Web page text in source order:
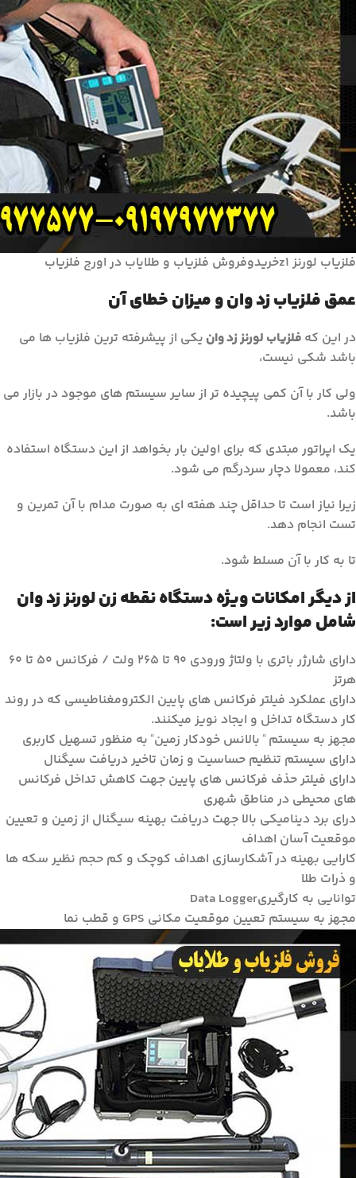
فلزیاب لورنز z1خریدوفروش فلزیاب و طلایاب در اورج فلزیاب
عمق فلزیاب زد وان و میزان خطای آن
در این که فلزیاب لورنز زد وان یکی از پیشرفته ترین فلزیاب ها می
باشد شکی نیست،
ولی کار با آن کمی پیچیده تر از سایر سیستم های موجود در بازار می
باشد.
یک اپراتور مبتدی که برای اولین بار بخواهد از این دستگاه استفاده
کند، معمولا دچار سردرگم می شود.
زیرا نیاز است تا حداقل چند هفته ای به صورت مدام با آن تمرین و
تست انجام دهد.
تا به کار با آن مسلط شود.
از دیگر امکانات ویژه دستگاه نقطه زن لورنز زد وان
شامل موارد زیر است:
دارای شارژر باتری با ولتاژ ورودی ۹۰ تا ۲۶۵ ولت / فرکانس ۵۰ تا ۶۰
هرتز
دارای عملکرد فیلتر فرکانس های پایین الکترومغناطیسی که در روند
کار دستگاه تداخل و ایجاد نویز میکنند.
مجهز به سیستم “ بالانس خودکار زمین“ به منظور تسهیل کاربری
دارای سیستم تنظیم حساسیت و زمان تاخیر دریافت سیگنال
دارای فیلتر حذف فرکانس های پایین جهت کاهش تداخل فرکانس
های محیطی در مناطق شهری
درای برد دینامیکی بالا جهت دریافت بهینه سیگنال از زمین و تعیین
موقعیت آسان اهداف
کارایی بهینه در آشکارسازی اهداف کوچک و کم حجم نظیر سکه ها
و ذرات طلا
توانایی به کارگیریData Logger
مجهز به سیستم تعیین موقعیت مکانی GPS و قطب نما